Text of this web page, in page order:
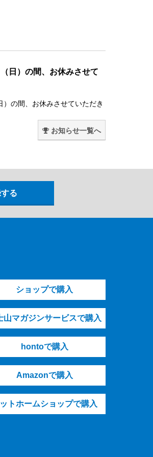
日）の間、お休みさせて
の間、お休みさせていただき
お知らせ一覧へ
ショップで購入
山マガジンサービスで購入
hontoで購入
Amazonで購入
トホームショップで購入